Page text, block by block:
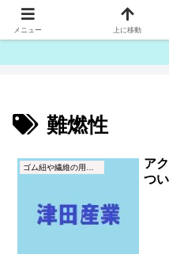
ゴム紐・平ゴム製造
難燃性
ア
つ
メニュー 上に移動